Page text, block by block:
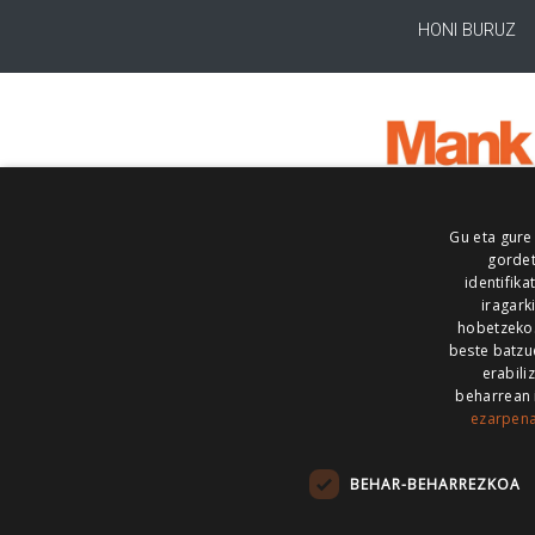
HONI BURUZ
ALEA
MAILOPE NOAUA
Gu eta
hobetzeko.
beste
beharrean
BEHAR-BEHARREZKOA